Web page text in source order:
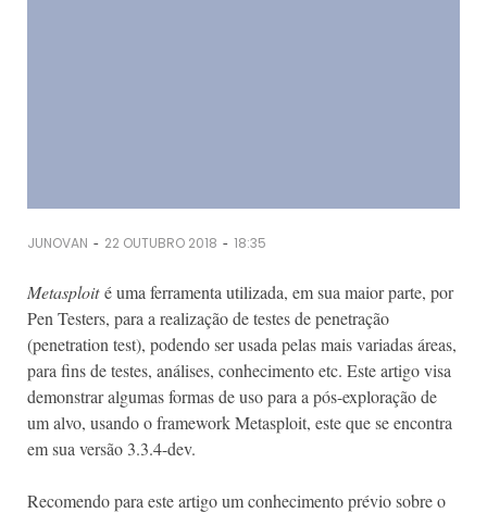
JUNOVAN - 22 OUTUBRO 2018 - 18:35
Metasploité uma ferramenta utilizada, em sua maior parte, por
Pen Testers, para a realização de testes de penetração
(penetration test), podendo ser usada pelas mais variadas áreas,
para fins de testes, análises, conhecimento etc. Este artigo visa
demonstrar algumas formas de uso para a pós-exploração de
um alvo, usando o framework Metasploit, este que se encontra
em sua versão 3.3.4-dev.
Recomendo para este artigo um conhecimento prévio sobre o